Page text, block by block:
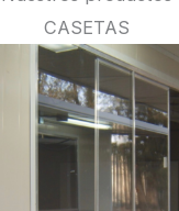
sus usuarios.
al cliente
o inconveniente que
para seleccionar
CASETAS